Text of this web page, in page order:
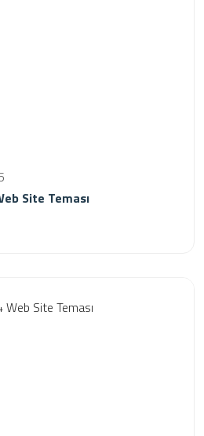
Site Teması